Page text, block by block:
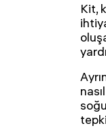
Kit,